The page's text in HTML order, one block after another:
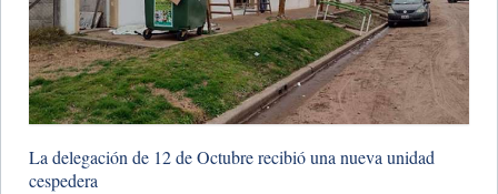
La delegación de 12 de Octubre recibió una nueva unidad
cespedera